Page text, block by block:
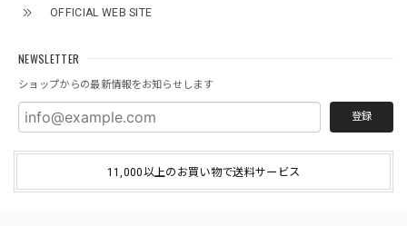
OFFICIAL WEB SITE
NEWSLETTER
ショップからの最新情報をお知らせします
登録
11,000以上のお買い物で送料サービス